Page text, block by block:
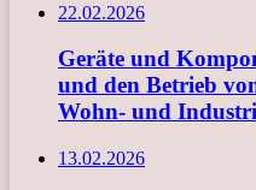
22.02.2026
Geräte und
und den Betrieb
Wohn- und
13.02.2026